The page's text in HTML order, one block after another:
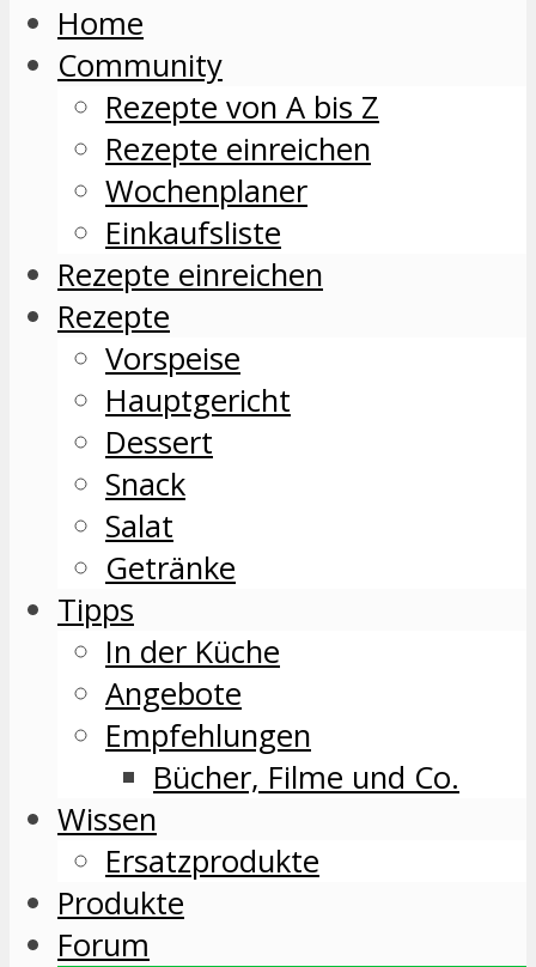
Home
Community
Rezepte von A bis Z
Rezepte einreichen
Wochenplaner
Einkaufsliste
Rezepte einreichen
Rezepte
Vorspeise
Hauptgericht
Dessert
Snack
Salat
Getränke
Tipps
In der Küche
Angebote
Empfehlungen
Bücher, Filme und Co.
Wissen
Ersatzprodukte
Produkte
Forum